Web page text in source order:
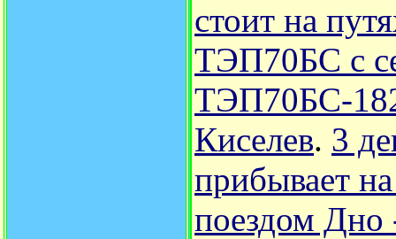
стоит на
ТЭП70БС с
ТЭП70БС-
Киселев. 3
прибывает
поездом Дно